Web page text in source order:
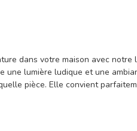
dans votre maison avec notre
une lumière ludique et une
pièce. Elle convient